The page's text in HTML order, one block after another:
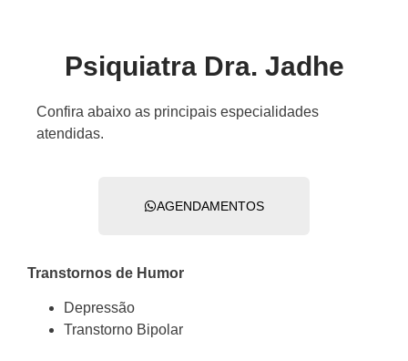
Psiquiatra Dra. Jadhe
Confira abaixo as principais especialidades
atendidas.
AGENDAMENTOS
Transtornos de Humor
Depressão
Transtorno Bipolar